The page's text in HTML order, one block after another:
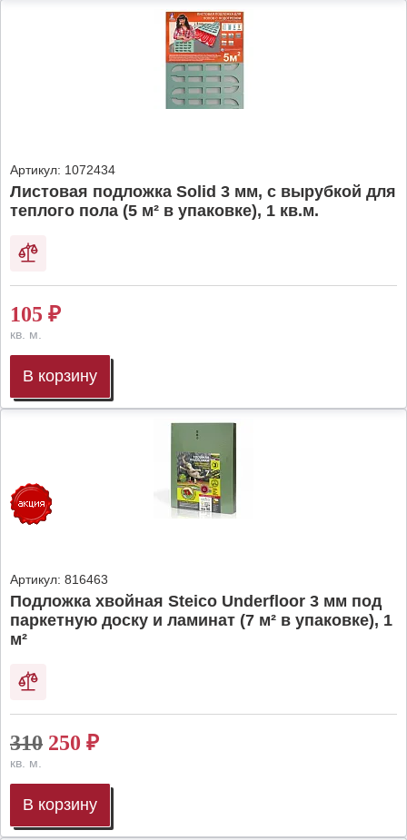
Артикул: 1072434
Листовая подложка Solid 3 мм, с вырубкой для
теплого пола (5 м² в упаковке), 1 кв.м.
105 ₽
кв. м.
В корзину
Артикул: 816463
Подложка хвойная Steico Underfloor 3 мм под
паркетную доску и ламинат (7 м² в упаковке), 1
м²
310 250 ₽
кв. м.
В корзину